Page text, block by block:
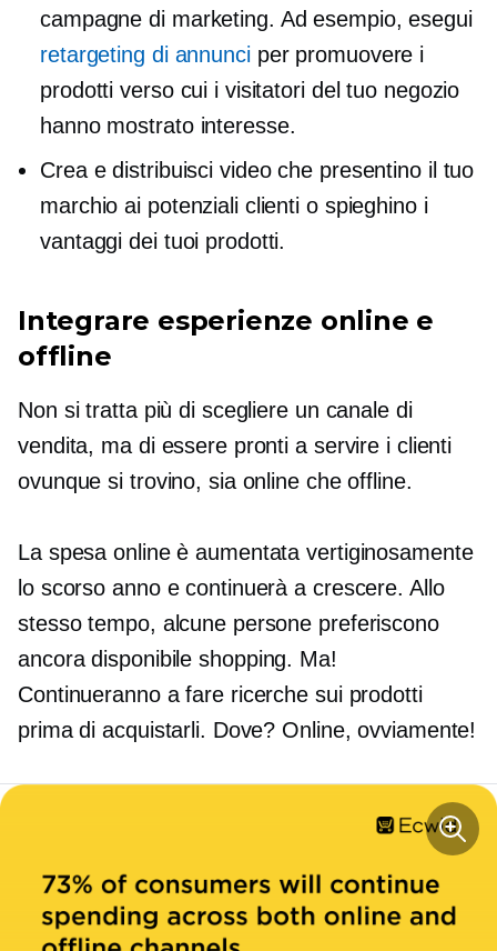
campagne di marketing. Ad esempio, esegui
retargeting di annunciper promuovere i
prodotti verso cui i visitatori del tuo negozio
hanno mostrato interesse.
Crea e distribuisci video che presentino il tuo
marchio ai potenziali clienti o spieghino i
vantaggi dei tuoi prodotti.
Integrare esperienze online e
offline
Non si tratta più di scegliere un canale di
vendita, ma di essere pronti a servire i clienti
ovunque si trovino, sia online che offline.
La spesa online è aumentata vertiginosamente
lo scorso anno e continuerà a crescere. Allo
stesso tempo, alcune persone preferiscono
ancoradisponibile shopping. Ma!
Continueranno a fare ricerche sui prodotti
prima di acquistarli. Dove? Online, ovviamente!